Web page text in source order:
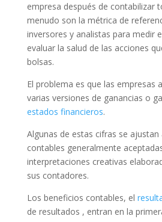
empresa después de contabilizar
menudo son la métrica de
inversores y analistas para medir
evaluar la salud de las acciones
bolsas.
El problema es que las empresas
varias versiones de ganancias o
estados financieros.
Algunas de estas cifras se ajustan
contables generalmente
interpretaciones creativas
sus contadores.
Los beneficios contables, el
de resultados , entran en la